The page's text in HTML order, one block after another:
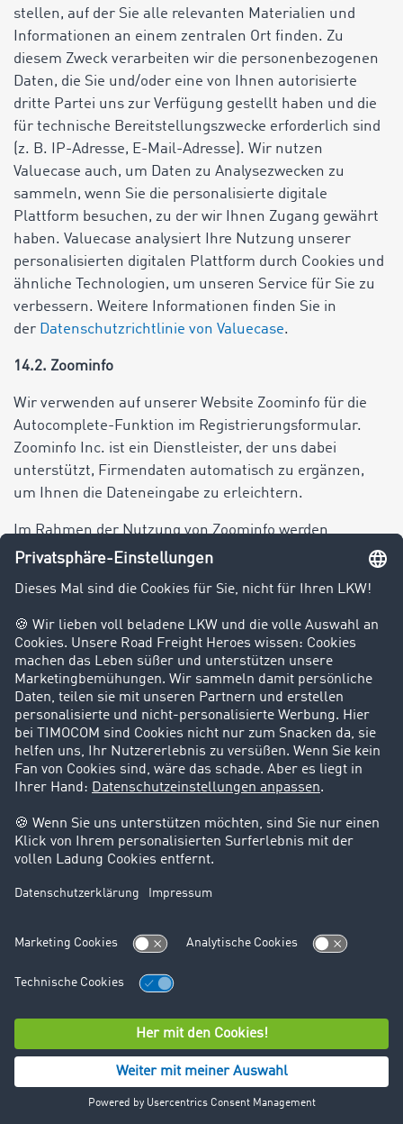
stellen, auf der Sie alle relevanten Materialien und
Informationen an einem zentralen Ort finden. Zu
diesem Zweck verarbeiten wir die personenbezogenen
Daten, die Sie und/oder eine von Ihnen autorisierte
dritte Partei uns zur Verfügung gestellt haben und die
für technische Bereitstellungszwecke erforderlich sind
(z. B. IP-Adresse, E-Mail-Adresse). Wir nutzen
Valuecase auch, um Daten zu Analysezwecken zu
sammeln, wenn Sie die personalisierte digitale
Plattform besuchen, zu der wir Ihnen Zugang gewährt
haben. Valuecase analysiert Ihre Nutzung unserer
personalisierten digitalen Plattform durch Cookies und
ähnliche Technologien, um unseren Service für Sie zu
verbessern. Weitere Informationen finden Sie in
der Datenschutzrichtlinie von Valuecase.
14.2. Zoominfo
Wir verwenden auf unserer Website Zoominfo für die
Autocomplete-Funktion im Registrierungsformular.
Zoominfo Inc. ist ein Dienstleister, der uns dabei
unterstützt, Firmendaten automatisch zu ergänzen,
um Ihnen die Dateneingabe zu erleichtern.
Im Rahmen der Nutzung von Zoominfo werden
folgende Daten erfasst und verarbeitet:
IP-Adresse
Geographischer Standort
Informationen über das Unternehmen (z.B. Name,
Adresse, Branche)
Zoominfo verwendet Cookies, um diese Informationen
zu sammeln. Die so erfassten Daten werden auf
Servern von Zoominfo in den USA gespeichert. Die
Verarbeitung dieser Daten erfolgt auf Grundlage Ihrer
Einwilligung (Art. 6 Abs. 1 lit. a DSGVO) und dient dazu,
die Benutzerfreundlichkeit unserer Website zu
verbessern. Ihre Einwilligung können Sie jederzeit
widerrufen.
14.3. beServe von beDirect
Wir setzen den Dienst beServe von beDirect GmbH &
Co. KG ein, um die automatische
Vervollständigungsfunktion im Registrierungsformular
Firmendaten automatisch zu ergänzen, um die
Registrierung für Sie zu vereinfachen.
Die bei der Nutzung von beServe erfassten Daten
werden von beDirect verarbeitet und können folgende